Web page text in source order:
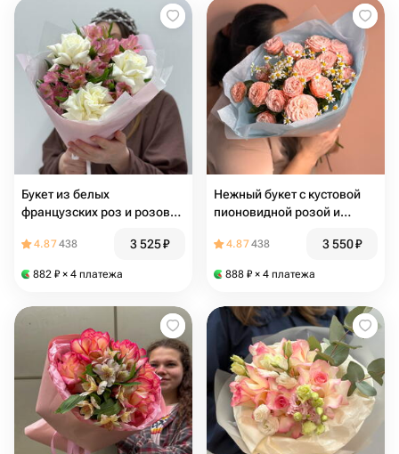
Букет из белых
французских роз и розовой
4.87438 3 525₽
882 ₽ × 4 платежа
Нежный букет с кустовой
пионовидной розой и
4.87438 3 550₽
888 ₽ × 4 платежа